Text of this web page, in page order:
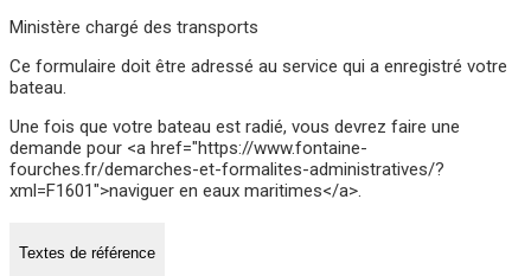
Ministère chargé des transports
Ce formulaire doit être adressé au service qui a enregistré votre
bateau.
Une fois que votre bateau est radié, vous devrez faire une
demande pour <a href="https://www.fontaine-
fourches.fr/demarches-et-formalites-administratives/?
xml=F1601">naviguer en eaux maritimes</a>.
Textes de référence